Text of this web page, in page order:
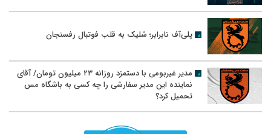
پلی‌آف نابرابر؛ شلیک به قلب فوتبال رفسنجان
مدیر غیربومی با دستمزد روزانه ۲۳ میلیون تومان/ آقای
نماینده این مدیر سفارشی را چه کسی به باشگاه مس
تحمیل کرد؟